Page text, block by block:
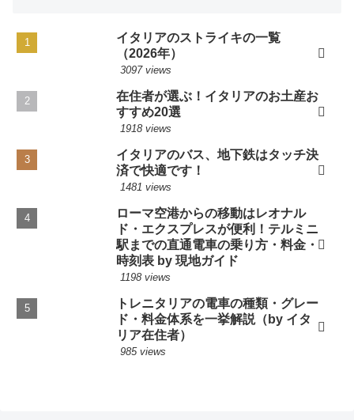
イタリアのストライキの一覧
（2026年）
3097 views
在住者が選ぶ！イタリアのお土産お
すすめ20選
1918 views
イタリアのバス、地下鉄はタッチ決
済で快適です！
1481 views
ローマ空港からの移動はレオナル
ド・エクスプレスが便利！テルミニ
駅までの直通電車の乗り方・料金・
時刻表 by 現地ガイド
1198 views
トレニタリアの電車の種類・グレー
ド・料金体系を一挙解説（by イタ
リア在住者）
985 views